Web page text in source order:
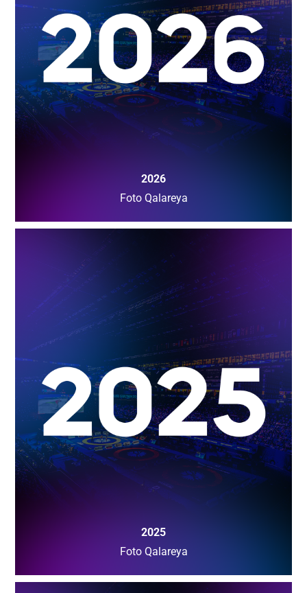
2026
Foto Qalareya
2025
Foto Qalareya